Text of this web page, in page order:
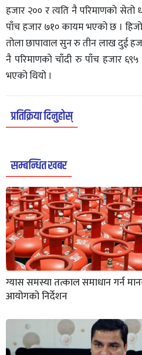
हजार २०० र त्यति नै परिमाणको
पाँच हजार ७१० कायम भएको छ ।
तोला छापावाल सुन रु तीन लाख दुई
नै परिमाणको चाँदी रु पाँच हजार ६९५
भएको थियो ।
प्रतिक्रिया दिनुहोस्
सम्बन्धित खबर
ग्यास समस्या तत्काल समाधान गर्न
आयोगको निर्देशन